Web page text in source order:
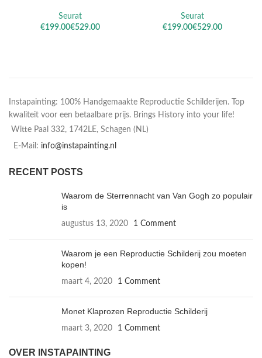
Seurat
€
€
Seurat
€
€
Instapainting: 100% Handgemaakte Reproductie Schilderijen. Top
kwaliteit voor een betaalbare prijs. Brings History into your life!
Witte Paal 332, 1742LE, Schagen (NL)
E-Mail: info@instapainting.nl
RECENT POSTS
Waarom de Sterrennacht van Van Gogh zo populair
is
augustus 13, 2020 1 Comment
Waarom je een Reproductie Schilderij zou moeten
kopen!
maart 4, 2020 1 Comment
Monet Klaprozen Reproductie Schilderij
maart 3, 2020 1 Comment
OVER INSTAPAINTING